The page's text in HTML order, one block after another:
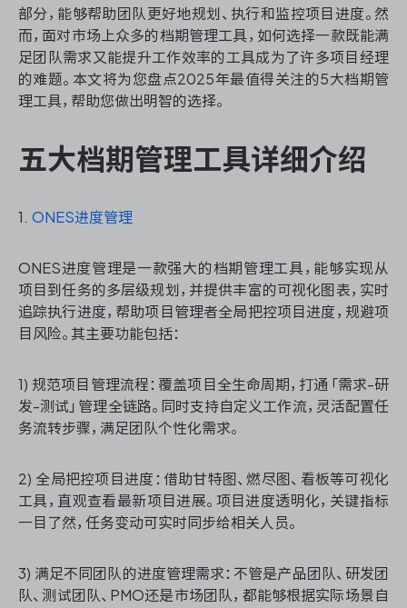
DevOps
资源和工时管理
服务台和工单管理
IPD 研发管理
ASPICE 研发管理
部分，能够帮助团队更好地规划、执行和监控项目进度。然
而，面对市场上众多的档期管理工具，如何选择一款既能满
足团队需求又能提升工作效率的工具成为了许多项目经理
的难题。本文将为您盘点2025年最值得关注的5大档期管
理工具，帮助您做出明智的选择。
五大档期管理工具详细介绍
1. ONES进度管理
ONES进度管理是一款强大的档期管理工具，能够实现从
项目到任务的多层级规划，并提供丰富的可视化图表，实时
追踪执行进度，帮助项目管理者全局把控项目进度，规避项
目风险。其主要功能包括：
1) 规范项目管理流程：覆盖项目全生命周期，打通「需求-研
发-测试」管理全链路。同时支持自定义工作流，灵活配置任
务流转步骤，满足团队个性化需求。
2) 全局把控项目进度：借助甘特图、燃尽图、看板等可视化
工具，直观查看最新项目进展。项目进度透明化，关键指标
一目了然，任务变动可实时同步给相关人员。
3) 满足不同团队的进度管理需求：不管是产品团队、研发团
队、测试团队、PMO还是市场团队，都能够根据实际场景自